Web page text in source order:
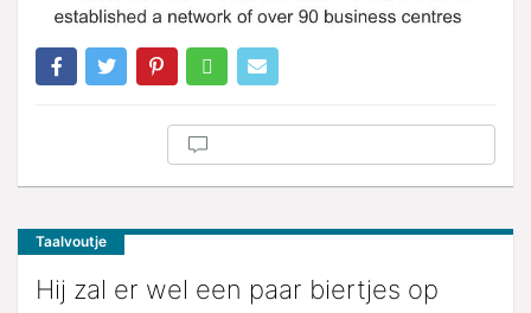
Taalvoutje
Hij zal er wel een paar biertjes op